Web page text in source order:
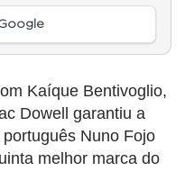
Kaíque Bentivoglio,
Dowell garantiu a
Nuno Fojo
melhor marca do